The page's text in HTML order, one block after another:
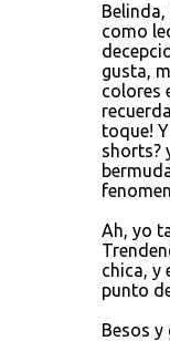
como
gusta,
colores
toque!
shorts?
Ah, yo
chica, y
punto
Besos